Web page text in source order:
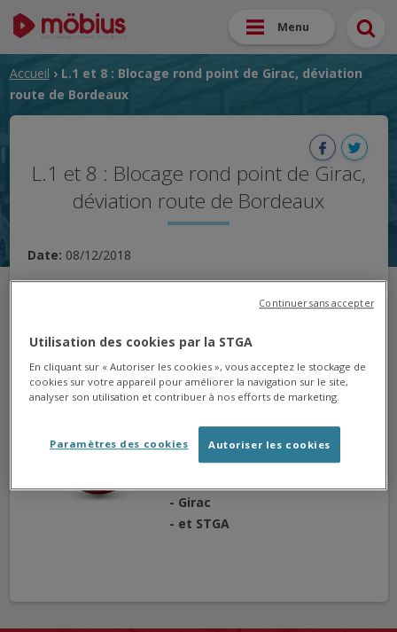
Menu
Accueil › L.1 et 8 : Blocage rond point de Girac, déviation
route de Bordeaux
L.1 et 8 : Blocage rond point de Girac,
déviation route de Bordeaux
Date: 08/12/2018
Suite au blocage du rond point de girac, les lignes 1 et 8
Les arrêts suivants ne sont
ordre :
- Université,
- Girac
- et STGA
Utilisation des cookies par la STGA
En cliquant sur « Autoriser les cookies », vous acceptez le stockage de
cookies sur votre appareil pour améliorer la navigation sur le site,
analyser son utilisation et contribuer à nos efforts de marketing.
Autoriser les cookies
Paramètres des cookies
Continuer sans accepter